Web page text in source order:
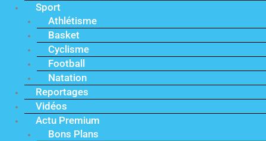
Sport
Athlétisme
Basket
Cyclisme
Football
Natation
Reportages
Vidéos
Actu Premium
Bons Plans